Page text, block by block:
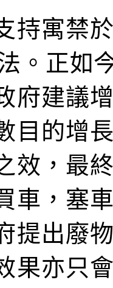
持寓禁
。正如
府建議
目的增
效，最
車，塞
提出廢
果亦只